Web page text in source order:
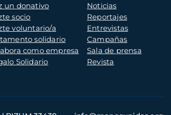
un donativo
socio
voluntario/a
solidario
como empresa
Solidario
Noticias
Reportajes
Entrevistas
Campañas
Sala de prensa
Revista